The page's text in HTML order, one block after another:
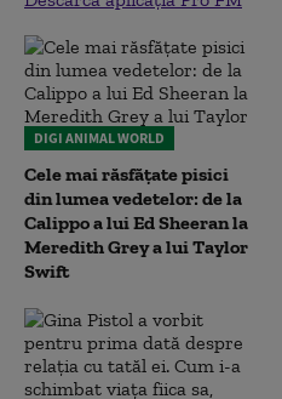
DIGI ANIMAL WORLD
Cele mai răsfățate pisici
din lumea vedetelor: de la
Calippo a lui Ed Sheeran la
Meredith Grey a lui Taylor
Swift